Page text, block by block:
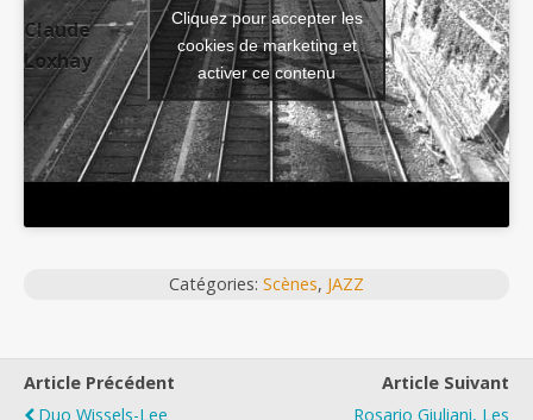
Claude
Loxhay
Cliquez pour accepter les
cookies de marketing et
activer ce contenu
Catégories: Scènes, JAZZ
Article Précédent
Duo Wissels-Lee
Article Suivant
Rosario Giuliani, Les